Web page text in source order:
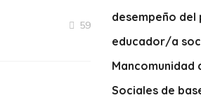
59
desempeño
educador/a
Mancomunidad
Sociales de